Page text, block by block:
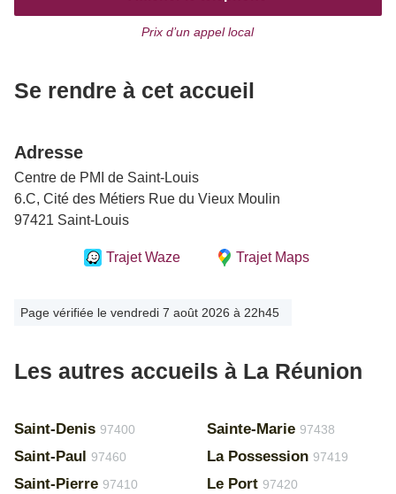
Prix d’un appel local
Se rendre à cet accueil
Adresse
Centre de PMI de Saint-Louis
6.C, Cité des Métiers Rue du Vieux Moulin
97421 Saint-Louis
Trajet Waze Trajet Maps
Page vérifiée le vendredi 7 août 2026 à 22h45
Les autres accueils à La Réunion
Saint-Denis 97400
Saint-Paul 97460
Saint-Pierre 97410
Sainte-Marie 97438
La Possession 97419
Le Port 97420